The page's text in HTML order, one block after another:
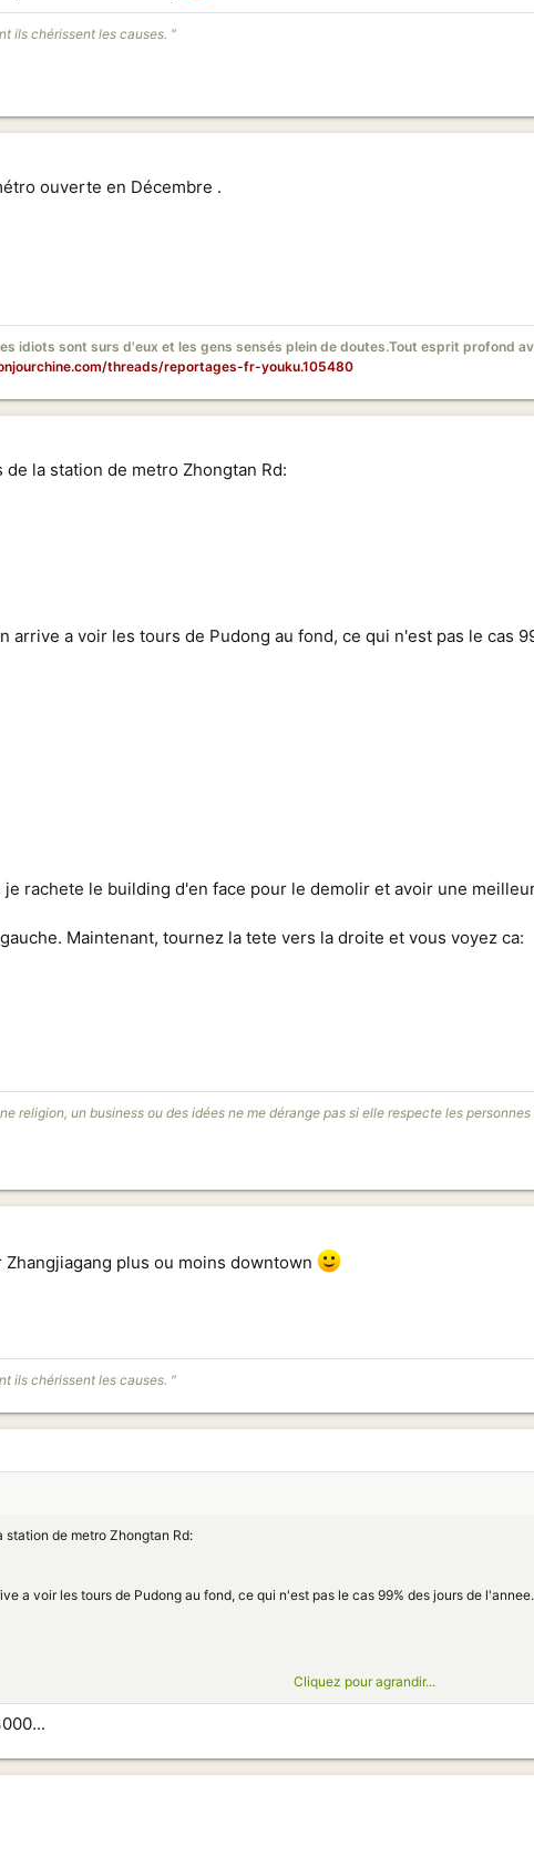
ils chérissent les causes. "
ouverte en Décembre .
idiots sont surs d'eux et les gens sensés plein de doutes.Tout esprit profond
threads/reportages-fr-youku.105480
la station de metro Zhongtan Rd:
arrive a voir les tours de Pudong au fond, ce qui n'est pas le cas
rachete le building d'en face pour le demolir et avoir une
Maintenant, tournez la tete vers la droite et vous voyez ca:
religion, un business ou des idées ne me dérange pas si elle respecte les
plus ou moins downtown
ils chérissent les causes. "
station de metro Zhongtan Rd:
a voir les tours de Pudong au fond, ce qui n'est pas le cas 99% des jours de l'annee.
Maintenant, tournez la tete vers la droite et vous voyez ca:
Cliquez pour agrandir...